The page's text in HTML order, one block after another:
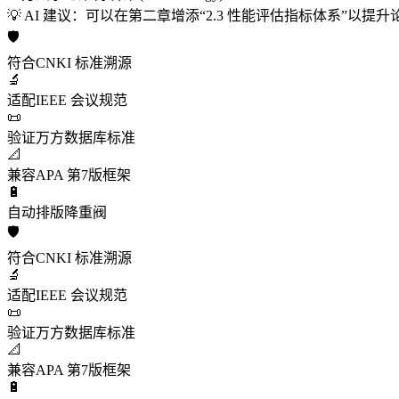
💡 AI 建议：可以在第二章增添“2.3 性能评估指标体系”以提升
🛡️
符合CNKI 标准溯源
🔬
适配IEEE 会议规范
📜
验证万方数据库标准
📐
兼容APA 第7版框架
🔋
自动排版降重阀
🛡️
符合CNKI 标准溯源
🔬
适配IEEE 会议规范
📜
验证万方数据库标准
📐
兼容APA 第7版框架
🔋